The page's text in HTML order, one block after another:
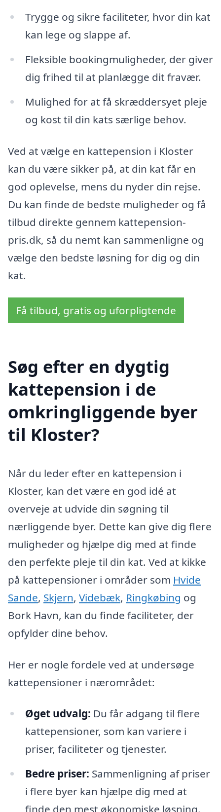
Trygge og sikre faciliteter, hvor din kat
kan lege og slappe af.
Fleksible bookingmuligheder, der giver
dig frihed til at planlægge dit fravær.
Mulighed for at få skræddersyet pleje
og kost til din kats særlige behov.
Ved at vælge en kattepension i Kloster
kan du være sikker på, at din kat får en
god oplevelse, mens du nyder din rejse.
Du kan finde de bedste muligheder og få
tilbud direkte gennem kattepension-
pris.dk, så du nemt kan sammenligne og
vælge den bedste løsning for dig og din
kat.
Få tilbud, gratis og uforpligtende
Søg efter en dygtig
kattepension i de
omkringliggende byer
til Kloster?
Når du leder efter en kattepension i
Kloster, kan det være en god idé at
overveje at udvide din søgning til
nærliggende byer. Dette kan give dig flere
muligheder og hjælpe dig med at finde
den perfekte pleje til din kat. Ved at kikke
på kattepensioner i områder som Hvide
Sande, Skjern, Videbæk, Ringkøbing og
Bork Havn, kan du finde faciliteter, der
opfylder dine behov.
Her er nogle fordele ved at undersøge
kattepensioner i nærområdet:
Øget udvalg: Du får adgang til flere
kattepensioner, som kan variere i
priser, faciliteter og tjenester.
Bedre priser: Sammenligning af priser
i flere byer kan hjælpe dig med at
finde den mest økonomiske løsning.